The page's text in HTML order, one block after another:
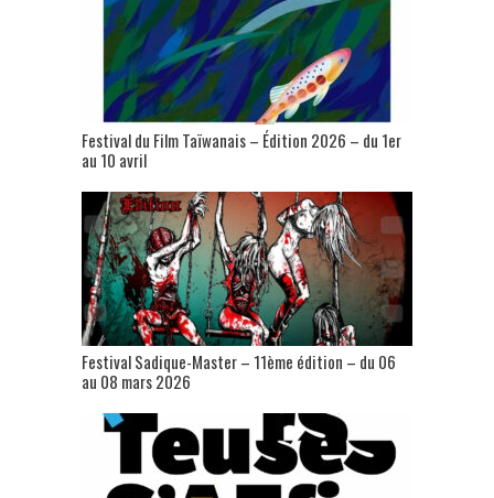
Festival du Film Taïwanais – Édition 2026 – du 1er
au 10 avril
Festival Sadique-Master – 11ème édition – du 06
au 08 mars 2026